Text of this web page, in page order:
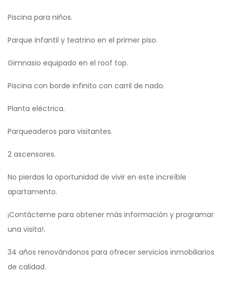
Piscina para niños.
Parque infantil y teatrino en el primer piso.
Gimnasio equipado en el roof top.
Piscina con borde infinito con carril de nado.
Planta eléctrica.
Parqueaderos para visitantes.
2 ascensores.
No pierdas la oportunidad de vivir en este increíble
apartamento.
¡Contácteme para obtener más información y programar
una visita!.
34 años renovándonos para ofrecer servicios inmobiliarios
de calidad.